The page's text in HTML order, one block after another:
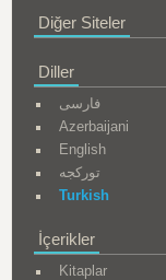
Diğer Siteler
Diller
فارسی
Azerbaijani
English
تورکجه
Turkish
İçerikler
Kitaplar